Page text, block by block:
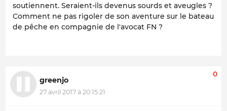
soutiennent. Seraient-ils devenus sourds et aveugles ?
Comment ne pas rigoler de son aventure sur le bateau
de pêche en compagnie de l'avocat FN ?
greenjo
27 avril 2017 à 20:15:21
0